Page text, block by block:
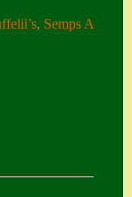
Datenschutzerklä
Heuffelii’s
, Semps A